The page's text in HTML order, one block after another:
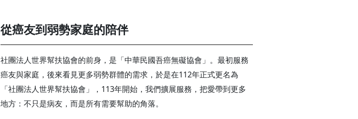
從癌友到弱勢家庭的陪伴
社團法人世界幫扶協會的前身，是「中華民國吾癌無礙協會」。最初服務
癌友與家庭，後來看見更多弱勢群體的需求，於是在112年正式更名為
「社團法人世界幫扶協會」，113年開始，我們擴展服務，把愛帶到更多
地方：不只是病友，而是所有需要幫助的角落。